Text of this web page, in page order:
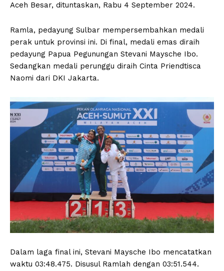
Aceh Besar, dituntaskan, Rabu 4 September 2024.
Ramla, pedayung Sulbar mempersembahkan medali
perak untuk provinsi ini. Di final, medali emas diraih
pedayung Papua Pegunungan Stevani Maysche Ibo.
Sedangkan medali perunggu diraih Cinta Priendtisca
Naomi dari DKI Jakarta.
Dalam laga final ini, Stevani Maysche Ibo mencatatkan
waktu 03:48.475. Disusul Ramlah dengan 03:51.544.